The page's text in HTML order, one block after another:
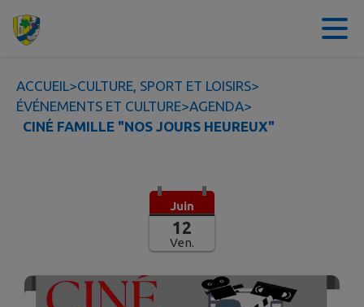
Contenu
ACCUEIL>CULTURE, SPORT ET LOISIRS>
ÉVÉNEMENTS ET CULTURE>AGENDA>
CINÉ FAMILLE "NOS JOURS HEUREUX"
Juin
12
Ven.